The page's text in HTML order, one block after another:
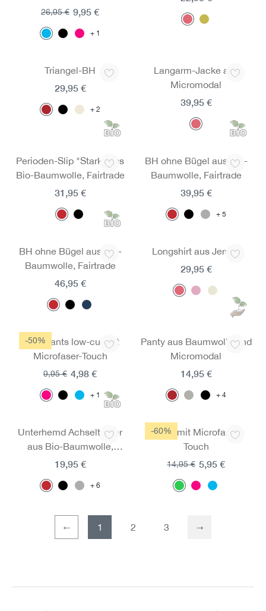
1
9,95 €
26,95 €
Triangel-BH
2
29,95 €
Langarm-Jacke aus
Micromodal
39,95 €
Perioden-Slip "Stark" aus
Bio-Baumwolle, Fairtrade
31,95 €
BH ohne Bügel aus Bio-
Baumwolle, Fairtrade
5
39,95 €
BH ohne Bügel aus Bio-
Baumwolle, Fairtrade
46,95 €
Longshirt aus Jersey
29,95 €
-50%
Jazz-Pants low-cut mit
Microfaser-Touch
1
4,98 €
9,95 €
Panty aus Baumwolle und
Micromodal
4
14,95 €
Unterhemd Achselträger
aus Bio-Baumwolle,
Fairtrade
6
19,95 €
-60%
Panty mit Microfaser-
Touch
5,95 €
14,95 €
1
Seite
2 3